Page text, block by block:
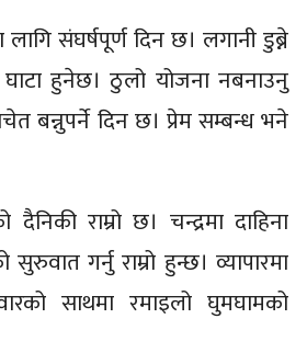
संघर्षपूर्ण दिन छ। लगानी डुब्ने
घाटा हुनेछ। ठुलो योजना नबनाउनु
सचेत बन्नुपर्ने दिन छ। प्रेम सम्बन्ध भने
राम्रो छ। चन्द्रमा दाहिना
गर्नु राम्रो हुन्छ। व्यापारमा
साथमा रमाइलो घुमघामको